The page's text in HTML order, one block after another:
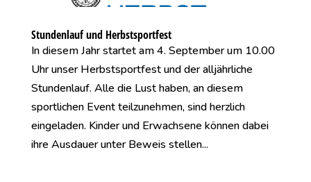
Stundenlauf und Herbstsportfest
In diesem Jahr startet am 4. September um 10.00
Uhr unser Herbstsportfest und der alljährliche
Stundenlauf. Alle die Lust haben, an diesem
sportlichen Event teilzunehmen, sind herzlich
eingeladen. Kinder und Erwachsene können dabei
ihre Ausdauer unter Beweis stellen...